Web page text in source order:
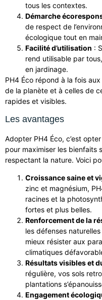
tous les contextes.
Démarche
de respect de
écologique tout en
Facilité d’utilisation :
rend utilisable par
en jardinage.
PH4 Éco répond à la fois
de la planète et à celles de
rapides et visibles.
Les avantages
Adopter PH4 Éco, c’est
pour maximiser les bienfaits
respectant la nature. Voici
Croissance saine et
zinc et magnésium,
racines et la
fortes et plus belles.
Renforcement de la
les défenses
mieux résister aux
climatiques
Résultats visibles et
régulière, vos sols
plantations
Engagement